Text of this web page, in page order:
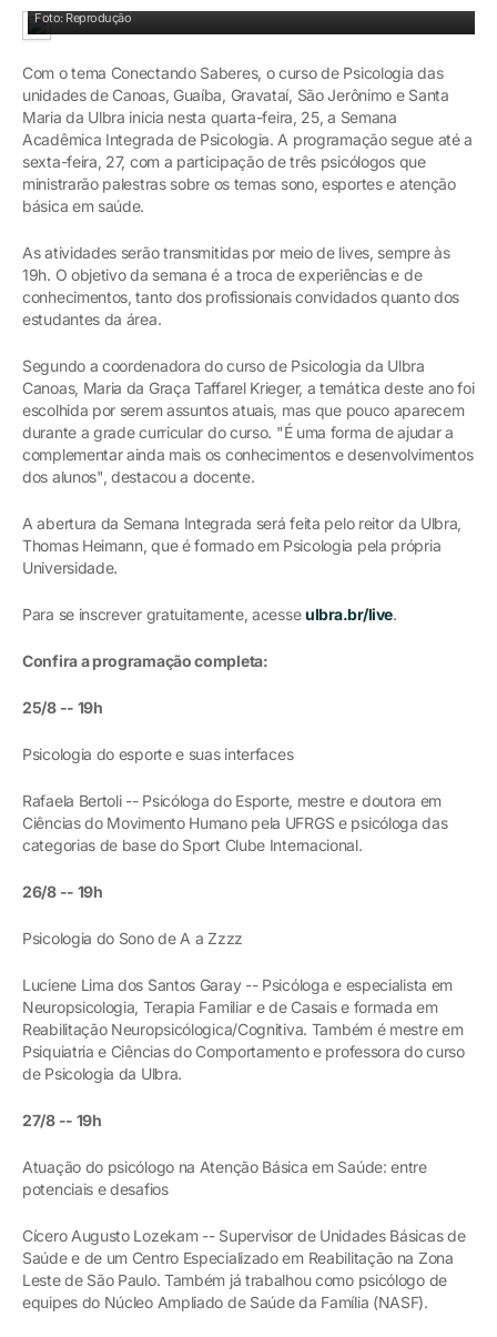
Foto: Reprodução
Com o tema Conectando Saberes, o curso de Psicologia das
unidades de Canoas, Guaíba, Gravataí, São Jerônimo e Santa
Maria da Ulbra inicia nesta quarta-feira, 25, a Semana
Acadêmica Integrada de Psicologia. A programação segue até a
sexta-feira, 27, com a participação de três psicólogos que
ministrarão palestras sobre os temas sono, esportes e atenção
básica em saúde.
As atividades serão transmitidas por meio de lives, sempre às
19h. O objetivo da semana é a troca de experiências e de
conhecimentos, tanto dos profissionais convidados quanto dos
estudantes da área.
Segundo a coordenadora do curso de Psicologia da Ulbra
Canoas, Maria da Graça Taffarel Krieger, a temática deste ano foi
escolhida por serem assuntos atuais, mas que pouco aparecem
durante a grade curricular do curso. "É uma forma de ajudar a
complementar ainda mais os conhecimentos e desenvolvimentos
dos alunos", destacou a docente.
A abertura da Semana Integrada será feita pelo reitor da Ulbra,
Thomas Heimann, que é formado em Psicologia pela própria
Universidade.
Para se inscrever gratuitamente, acesseulbra.br/live.
Confira a programação completa:
25/8 -- 19h
Psicologia do esporte e suas interfaces
Rafaela Bertoli -- Psicóloga do Esporte, mestre e doutora em
Ciências do Movimento Humano pela UFRGS e psicóloga das
categorias de base do Sport Clube Internacional.
26/8 -- 19h
Psicologia do Sono de A a Zzzz
Luciene Lima dos Santos Garay -- Psicóloga e especialista em
Neuropsicologia, Terapia Familiar e de Casais e formada em
Reabilitação Neuropsicólogica/Cognitiva. Também é mestre em
Psiquiatria e Ciências do Comportamento e professora do curso
de Psicologia da Ulbra.
27/8 -- 19h
Atuação do psicólogo na Atenção Básica em Saúde: entre
potenciais e desafios
Cícero Augusto Lozekam -- Supervisor de Unidades Básicas de
Saúde e de um Centro Especializado em Reabilitação na Zona
Leste de São Paulo. Também já trabalhou como psicólogo de
equipes do Núcleo Ampliado de Saúde da Família (NASF).